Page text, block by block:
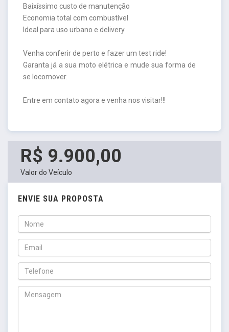
Baixíssimo custo de manutenção
Economia total com combustível
Ideal para uso urbano e delivery
Venha conferir de perto e fazer um test ride!
Garanta já a sua moto elétrica e mude sua forma de
se locomover.
Entre em contato agora e venha nos visitar!!!
R$ 9.900,00
Valor do Veículo
ENVIE SUA PROPOSTA